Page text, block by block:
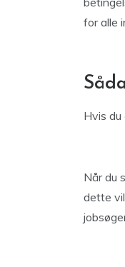
for alle
Hvis
Når du
dette